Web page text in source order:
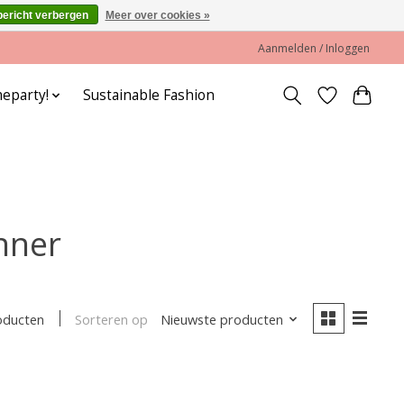
Aanmelden / Inloggen
Sustainable Fashion
Sorteren op Nieuwste producten
verbergen Meer over cookies »